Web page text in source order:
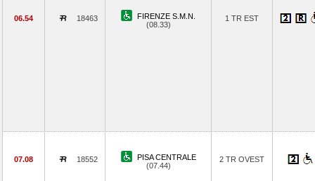
06.54 18463
FIRENZE S.M.N.
(08.33)
1 TR EST
07.08 18552
PISA CENTRALE
(07.44)
2 TR OVEST